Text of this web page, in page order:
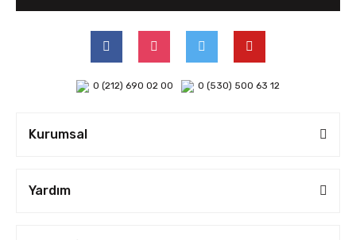
0 (212) 690 02 00 0 (530) 500 63 12
Kurumsal
Yardım